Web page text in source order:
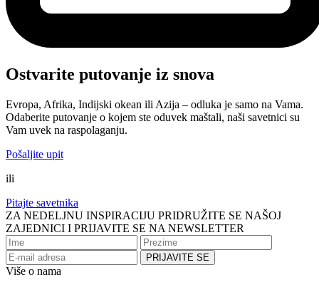
Ostvarite putovanje iz snova
Evropa, Afrika, Indijski okean ili Azija – odluka je samo na Vama.
Odaberite putovanje o kojem ste oduvek maštali, naši savetnici su
Vam uvek na raspolaganju.
Pošaljite upit
ili
Pitajte savetnika
ZA NEDELJNU INSPIRACIJU PRIDRUŽITE SE NAŠOJ
ZAJEDNICI I PRIJAVITE SE NA NEWSLETTER
Više o nama